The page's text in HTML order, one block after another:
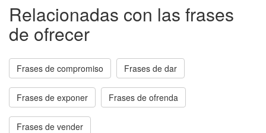
Relacionadas con las frases
de ofrecer
Frases de compromiso Frases de dar
Frases de exponer Frases de ofrenda
Frases de vender